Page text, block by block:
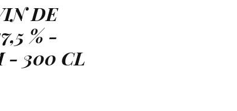
DE
% -
- 300 CL